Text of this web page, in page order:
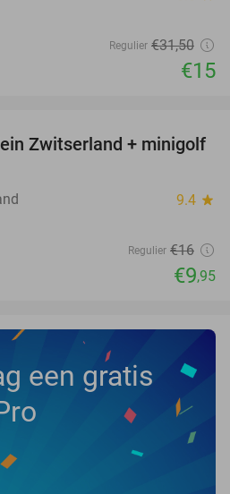
Regulier €31,50
€15
38%
Zwitserland + minigolf
9.4 star
Regulier €16
€9,95
een gratis